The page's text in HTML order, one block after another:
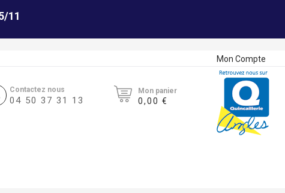
11
Mon Compte
Contactez nous
04 50 37 31 13
Mon panier
0,00 €